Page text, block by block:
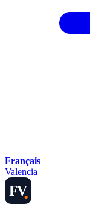
Français
Valencia
FV